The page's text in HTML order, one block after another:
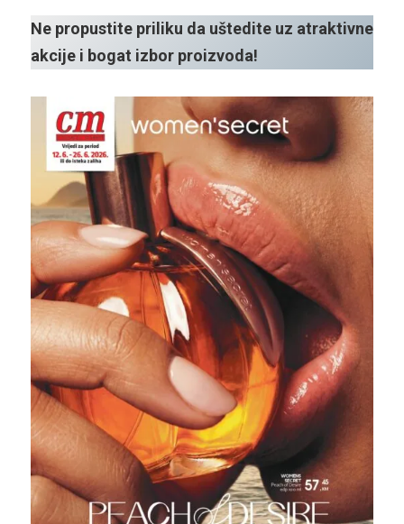
Ne propustite priliku da uštedite uz atraktivne
akcije i bogat izbor proizvoda!